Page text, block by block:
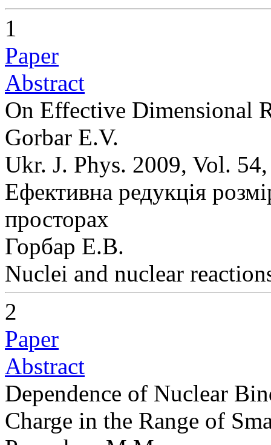
1
Paper
Abstract
On Effective Dimensional
Gorbar E.V.
Ukr. J. Phys. 2009, Vol.
Ефективна редукція
просторах
Горбар Е.В.
Nuclei and nuclear
2
Paper
Abstract
Dependence of Nuclear
Charge in the Range of